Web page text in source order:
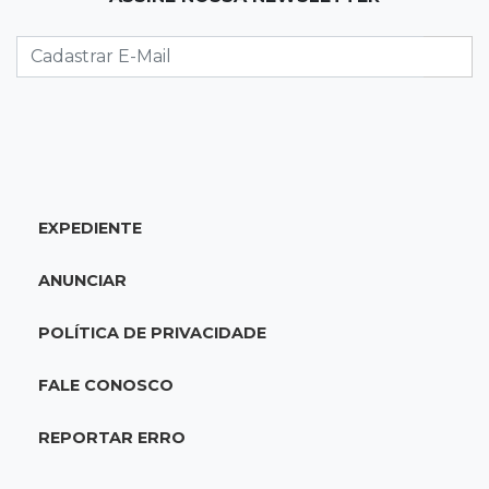
confronto com policiais militares
20:06Balcão de empregos
abertas em 114 funções
19:47Festival do Sobá
Em visita à Feira Central, Riedel volta a
EXPEDIENTE
ANUNCIAR
POLÍTICA DE PRIVACIDADE
FALE CONOSCO
REPORTAR ERRO